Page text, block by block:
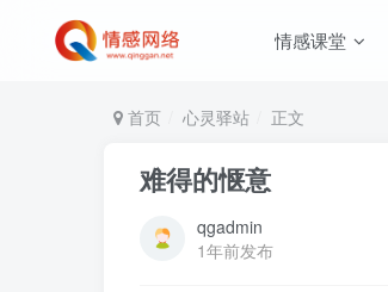
情感课堂
首页 心灵驿站 正文
难得的惬意
qgadmin
1年前发布